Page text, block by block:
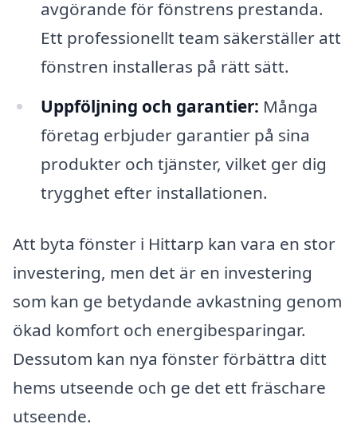
avgörande för fönstrens prestanda.
Ett professionellt team säkerställer att
fönstren installeras på rätt sätt.
Uppföljning och garantier: Många
företag erbjuder garantier på sina
produkter och tjänster, vilket ger dig
trygghet efter installationen.
Att byta fönster i Hittarp kan vara en stor
investering, men det är en investering
som kan ge betydande avkastning genom
ökad komfort och energibesparingar.
Dessutom kan nya fönster förbättra ditt
hems utseende och ge det ett fräschare
utseende.